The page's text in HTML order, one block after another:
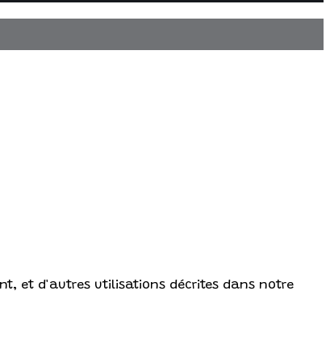
et d'autres utilisations décrites dans notre